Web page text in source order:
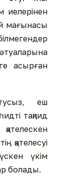
иелерінен
мағынасы
асырған
еш
тақлид
қателесуі
үкім
болады.